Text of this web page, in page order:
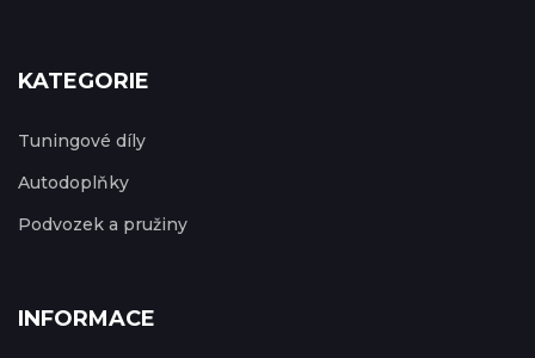
KATEGORIE
Tuningové díly
Autodoplňky
Podvozek a pružiny
INFORMACE